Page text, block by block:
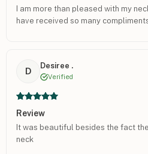
I am more than pleased with my
have received so many
D
Desiree .
Verified
Review
It was beautiful besides the fact
neck